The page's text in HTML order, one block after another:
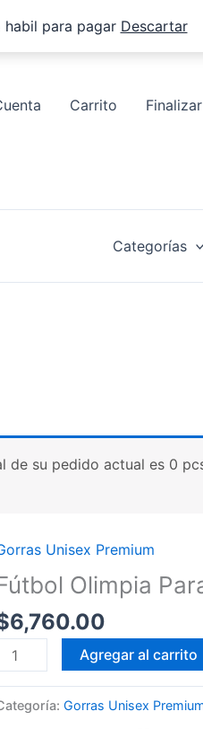
habil para pagar Descartar
Carrito
Categorías
su pedido actual es 0
Unisex Premium
Olimpia
6,760.00
Fútbol
Paraguay
cantidad
Agregar al carrito
Gorras Unisex